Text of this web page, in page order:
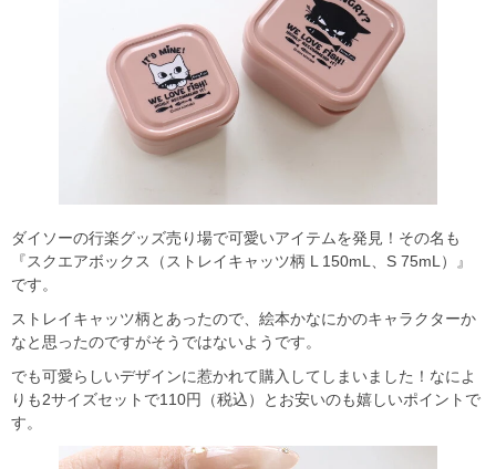
ダイソーの行楽グッズ売り場で可愛いアイテムを発見！その名も
『スクエアボックス（ストレイキャッツ柄 L 150mL、S 75mL）』
です。
ストレイキャッツ柄とあったので、絵本かなにかのキャラクターか
なと思ったのですがそうではないようです。
でも可愛らしいデザインに惹かれて購入してしまいました！なによ
りも2サイズセットで110円（税込）とお安いのも嬉しいポイントで
す。